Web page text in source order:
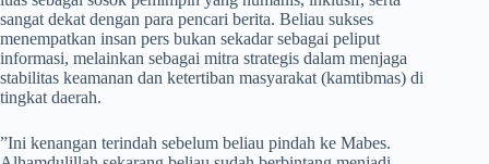
sangat dekat dengan para pencari berita. Beliau sukses
menempatkan insan pers bukan sekadar sebagai peliput
informasi, melainkan sebagai mitra strategis dalam menjaga
stabilitas keamanan dan ketertiban masyarakat (kamtibmas) di
tingkat daerah.
​”Ini kenangan terindah sebelum beliau pindah ke Mabes.